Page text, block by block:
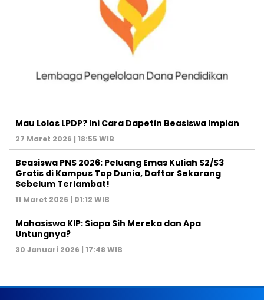
Mau Lolos LPDP? Ini Cara Dapetin Beasiswa Impian
27 Maret 2026 | 18:55 WIB
Beasiswa PNS 2026: Peluang Emas Kuliah S2/S3
Gratis di Kampus Top Dunia, Daftar Sekarang
Sebelum Terlambat!
11 Maret 2026 | 01:12 WIB
Mahasiswa KIP: Siapa Sih Mereka dan Apa
Untungnya?
30 Januari 2026 | 17:48 WIB